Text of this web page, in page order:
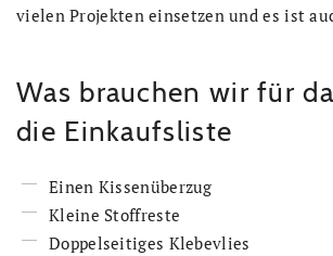
vielen Projekten einsetzen und es ist
Was brauchen wir für
die Einkaufsliste
Einen Kissenüberzug
Kleine Stoffreste
Doppelseitiges Klebevlies